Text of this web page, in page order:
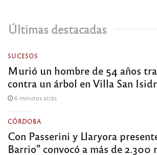
Últimas destacadas
SUCESOS
Murió un hombre de 54 años
contra un árbol en Villa San
6 minutos atrás
CÓRDOBA
Con Passerini y Llaryora
Barrio” convocó a más de 2.300